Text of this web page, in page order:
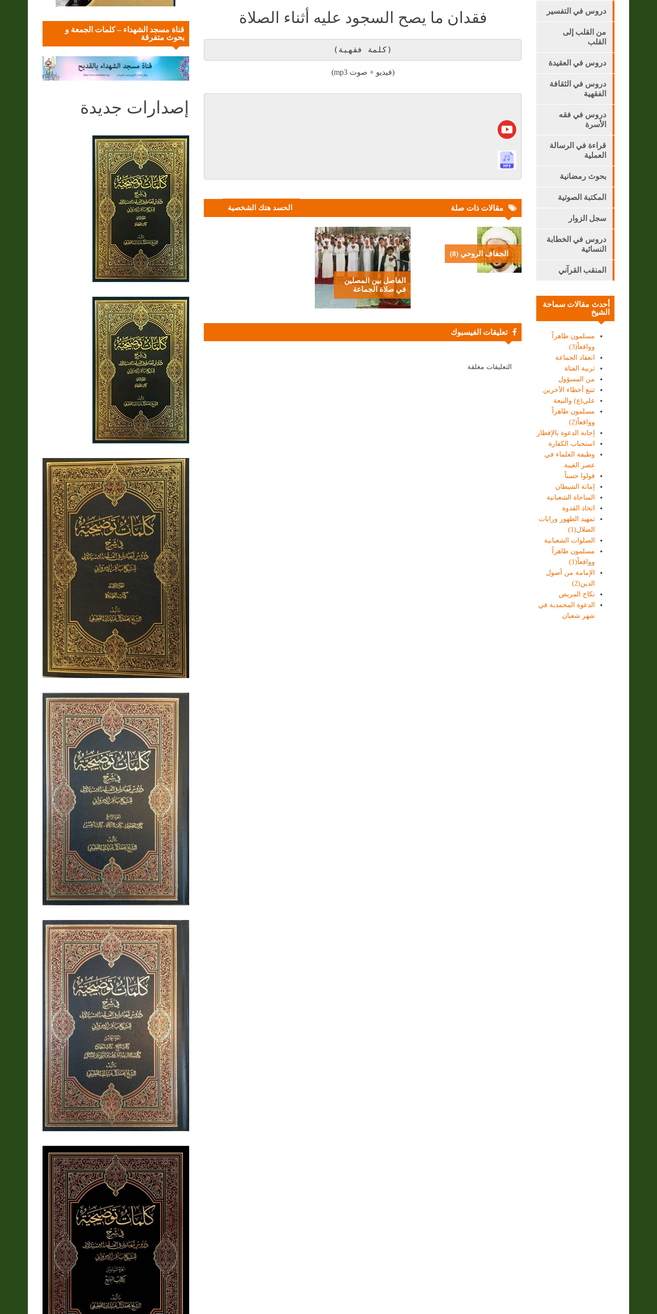
دروس في التفسير
من القلب إلى
القلب
دروس في العقيدة
دروس في الثقافة
الفقهية
دروس في فقه
الأسرة
قراءة في الرسالة
العملية
بحوث رمضانية
المكتبة الصوتية
سجل الزوار
دروس في الخطابة
النسائية
المنقب القرآني
أحدث مقالات سماحة
الشيخ
مسلمون ظاهراً
وواقعاً(3)
انعقاد الجماعة
تربية الفتاة
من المسؤول
تتبع أخطاء الآخرين
علي(ع) والبيعة
مسلمون ظاهراً
وواقعاً(2)
إجابة الدعوة بالإفطار
استحباب الكفارة
وظيفة العلماء في
عصر الغيبة
قولوا حسناً
إماتة الشيطان
المناجاة الشعبانية
اتخاذ القدوة
تمهيد الظهور ورايات
الضلال(1)
الصلوات الشعبانية
مسلمون ظاهراً
وواقعاً(1)
الإمامة من أصول
الدين(2)
نكاح المريض
الدعوة المحمدية في
شهر شعبان
فقدان ما يصح السجود عليه أثناء الصلاة
(كلمة فقهية)
(فيديو + صوت mp3)
مقالات ذات صلة
الجفاف الروحي (8)
الفاصل بين المصلين
في صلاة الجماعة
الحسد هتك الشخصية
تعليقات الفيسبوك
التعليقات مغلقة
قناة مسجد الشهداء – كلمات الجمعة و
بحوث متفرقة
إصدارات جديدة